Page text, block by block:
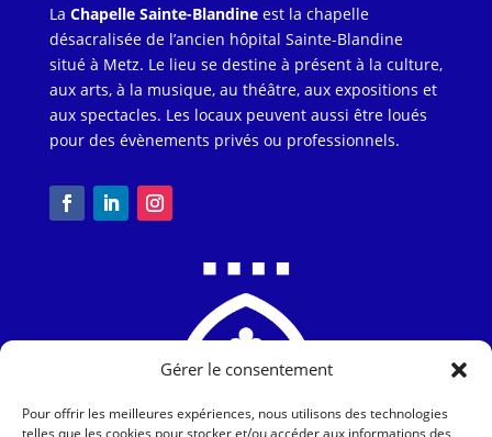
Gérer le consentement
Pour offrir les meilleures expériences, nous utilisons des technologies
telles que les cookies pour stocker et/ou accéder aux informations des
La Chapelle Sainte-Blandineest la chapelle
désacralisée de l’ancien hôpital Sainte-Blandine
situé à Metz. Le lieu se destine à présent à la culture,
aux arts, à la musique, au théâtre, aux expositions et
aux spectacles. Les locaux peuvent aussi être loués
pour des évènements privés ou professionnels.